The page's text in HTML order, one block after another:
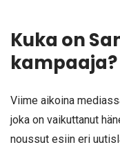
Kuka on
kampaaja?
Viime aikoina
joka on vaikuttanut
noussut esiin eri